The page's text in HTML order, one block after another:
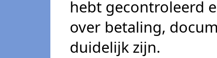
hebt gecontroleerd
over betaling,
duidelijk zijn.